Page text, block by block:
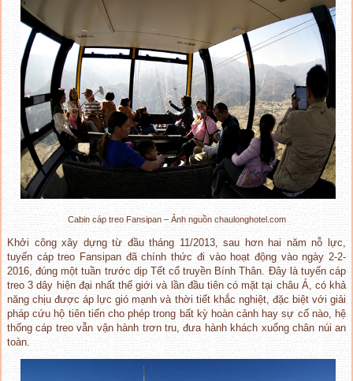
Cabin cáp treo Fansipan – Ảnh nguồn chaulonghotel.com
Khởi công xây dựng từ đầu tháng 11/2013, sau hơn hai năm nỗ lực,
tuyến cáp treo Fansipan đã chính thức đi vào hoạt động vào ngày 2-2-
2016, đúng một tuần trước dịp Tết cổ truyền Bính Thân. Đây là tuyến cáp
treo 3 dây hiện đại nhất thế giới và lần đầu tiên có mặt tại châu Á, có khả
năng chịu được áp lực gió mạnh và thời tiết khắc nghiệt, đặc biệt với giải
pháp cứu hộ tiên tiến cho phép trong bất kỳ hoàn cảnh hay sự cố nào, hệ
thống cáp treo vẫn vận hành trơn tru, đưa hành khách xuống chân núi an
toàn.